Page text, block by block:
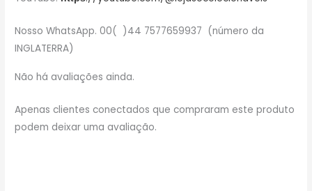
Nosso WhatsApp. 00( )44 7577659937 (número da
INGLATERRA)
Não há avaliações ainda.
Apenas clientes conectados que compraram este produto
podem deixar uma avaliação.